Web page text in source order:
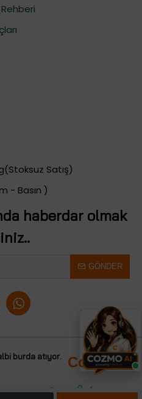
Satış)
- Basın )
haberdar olmak
GÖNDER
burda atıyor.
Colezium